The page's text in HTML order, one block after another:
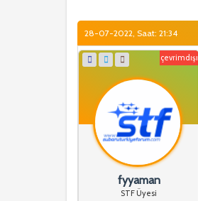
28-07-2022, Saat: 21:34
çevrimdışı
fyyaman
STF Üyesi